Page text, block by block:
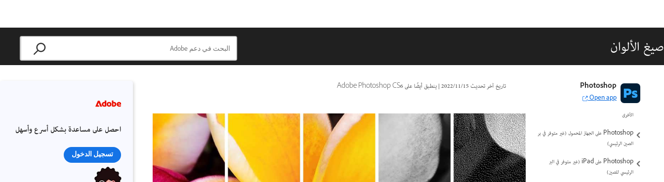
صيغ الألوان
تاريخ آخر تحديث15‏/11‏/2022
|ينطبق أيضًا على Adobe Photoshop CS6 Photoshop
Open app
مقدمة إلى Photoshop
الأخرى
Photoshop على الجهاز المحمول (غير متوفر في بر
الصين الرئيسي)
Photoshop على iPad (غير متوفر في البر
الرئيسي للصين)
احصل على مساعدة بشكل أسرع وأسهل
تسجيل الدخول